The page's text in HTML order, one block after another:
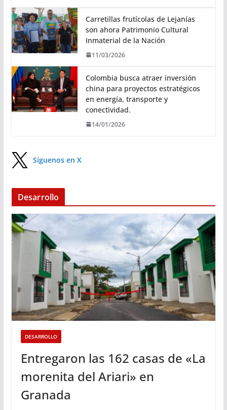
Carretillas frutícolas de Lejanías
son ahora Patrimonio Cultural
Inmaterial de la Nación
11/03/2026
Colombia busca atraer inversión
china para proyectos estratégicos
en energía, transporte y
conectividad.
14/01/2026
Síguenos en X
Desarrollo
DESARROLLO
Entregaron las 162 casas de «La
morenita del Ariari» en
Granada